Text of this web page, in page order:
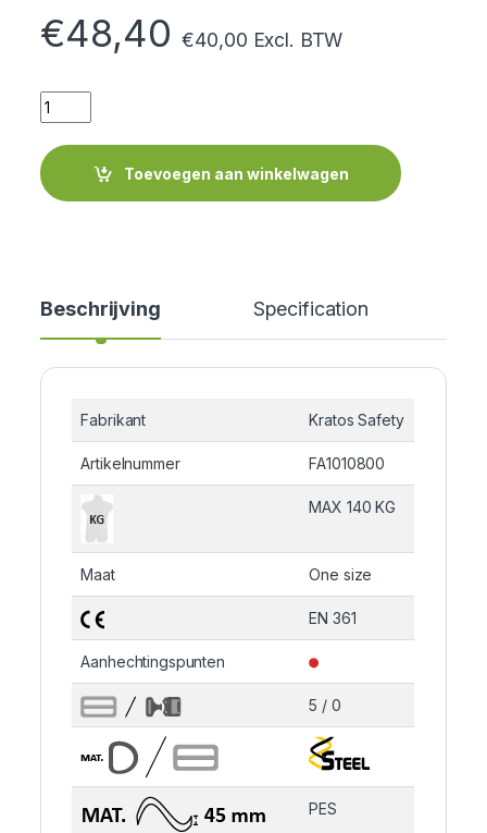
€48,40 €40,00 Excl. BTW
Quantity
Toevoegen aan winkelwagen
Beschrijving Specification
Fabrikant Kratos Safety
Artikelnummer FA1010800
MAX 140 KG
Maat One size
EN 361
Aanhechtingspunten
5 / 0
PES